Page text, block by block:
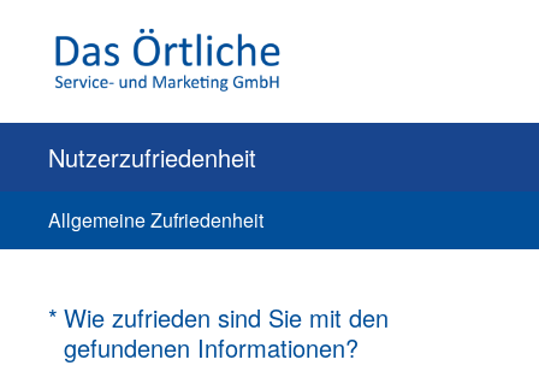
Nutzerzufriedenheit
Allgemeine Zufriedenheit
* Wie zufrieden sind Sie mit den
gefundenen Informationen?
(Erforderlich.)